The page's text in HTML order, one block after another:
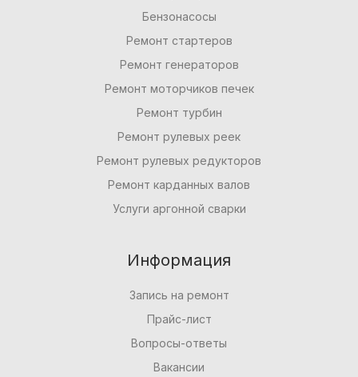
Бензонасосы
Ремонт стартеров
Ремонт генераторов
Ремонт моторчиков печек
Ремонт турбин
Ремонт рулевых реек
Ремонт рулевых редукторов
Ремонт карданных валов
Услуги аргонной сварки
Информация
Запись на ремонт
Прайс-лист
Вопросы-ответы
Вакансии